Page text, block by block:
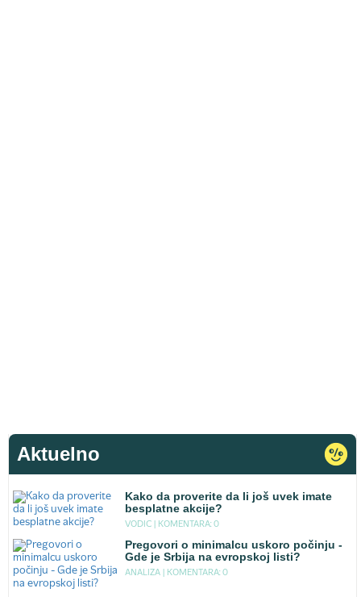
Aktuelno
Kako da proverite da li još uvek imate
besplatne akcije?
VODIC | KOMENTARA: 0
Pregovori o minimalcu uskoro počinju -
Gde je Srbija na evropskoj listi?
ANALIZA | KOMENTARA: 0